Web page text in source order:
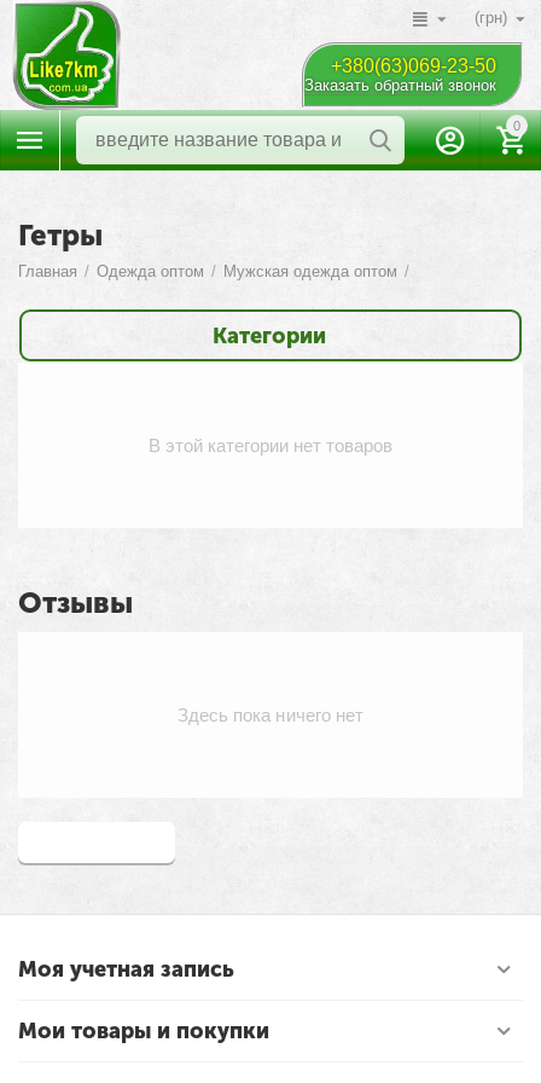
(грн)
+380(63)069-23-50
Заказать обратный звонок
0
Гетры
Главная / Одежда оптом / Мужская одежда оптом /
Категории
В этой категории нет товаров
Отзывы
Здесь пока ничего нет
Моя учетная запись
Мои товары и покупки